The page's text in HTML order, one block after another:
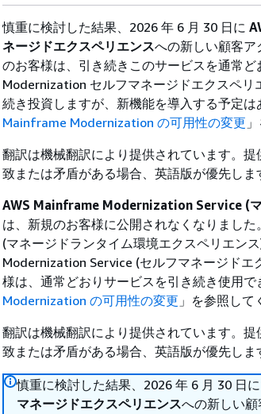
慎重に検討した結果、2026 年 6 月 30 日に
ネージドエクスペリエンスへの新しい顧客
のお客様は、引き続きこのサービスを通常
Modernization セルフマネージドエクスペリ
続き投資しますが、新機能を導入する予定は
Mainframe Modernization の可用性の変更
翻訳は機械翻訳により提供されています。
致または矛盾がある場合、英語版が優先しま
AWS Mainframe Modernization Service (
は、新規のお客様に公開されなくなりまし
(マネージドランタイム環境エクスペリエン
Modernization Service (セルフマネージドエ
様は、通常どおりサービスを引き続き使用で
Modernization の可用性の変更 」を参照して
翻訳は機械翻訳により提供されています。
致または矛盾がある場合、英語版が優先しま
慎重に検討した結果、2026 年 6 月 30 日に
マネージドエクスペリエンスへの新しい